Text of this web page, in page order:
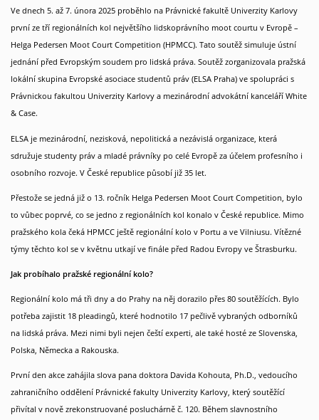
Partneři
Články & aktuality
Newsletter
Kontakt
Ve dnech 5. až 7. února 2025 proběhlo na Právnické fakultě Univerzity Karlovy
první ze tří regionálních kol největšího lidskoprávního moot courtu v Evropě –
Helga Pedersen Moot Court Competition (HPMCC). Tato soutěž simuluje ústní
jednání před Evropským soudem pro lidská práva. Soutěž zorganizovala pražská
lokální skupina Evropské asociace studentů práv (ELSA Praha) ve spolupráci s
Právnickou fakultou Univerzity Karlovy a mezinárodní advokátní kanceláří White
& Case.
ELSA je mezinárodní, nezisková, nepolitická a nezávislá organizace, která
sdružuje studenty práv a mladé právníky po celé Evropě za účelem profesního i
osobního rozvoje. V České republice působí již 35 let.
Přestože se jedná již o 13. ročník Helga Pedersen Moot Court Competition, bylo
to vůbec poprvé, co se jedno z regionálních kol konalo v České republice. Mimo
pražského kola čeká HPMCC ještě regionální kolo v Portu a ve Vilniusu. Vítězné
týmy těchto kol se v květnu utkají ve finále před Radou Evropy ve Štrasburku.
Jak probíhalo pražské regionální kolo?
Regionální kolo má tři dny a do Prahy na něj dorazilo přes 80 soutěžících. Bylo
potřeba zajistit 18 pleadingů, které hodnotilo 17 pečlivě vybraných odborníků
na lidská práva. Mezi nimi byli nejen čeští experti, ale také hosté ze Slovenska,
Polska, Německa a Rakouska.
První den akce zahájila slova pana doktora Davida Kohouta, Ph.D., vedoucího
zahraničního oddělení Právnické fakulty Univerzity Karlovy, který soutěžící
přivítal v nově zrekonstruované posluchárně č. 120. Během slavnostního